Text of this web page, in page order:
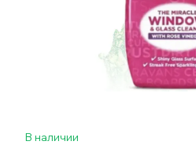
В наличии